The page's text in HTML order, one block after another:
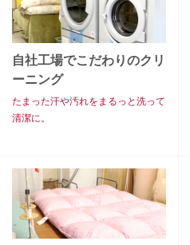
自社工場でこだわりのクリ
ーニング
たまった汗や汚れをまるっと洗って
清潔に。